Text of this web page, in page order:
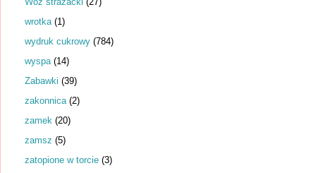
wrotka (1)
wydruk cukrowy (784)
wyspa (14)
Zabawki (39)
zakonnica (2)
zamek (20)
zamsz (5)
zatopione w torcie (3)